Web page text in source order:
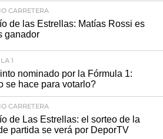
CARRETERA
de las Estrellas: Matías Rossi es
ganador
1
nominado por la Fórmula 1:
se hace para votarlo?
CARRETERA
de Las Estrellas: el sorteo de la
partida se verá por DeporTV